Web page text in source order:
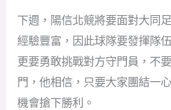
下週，陽信北競將要面對大同
經驗豐富，因此球隊要發揮隊
更要勇敢挑戰對方守門員，不
門，他相信，只要大家團結一
機會搶下勝利。